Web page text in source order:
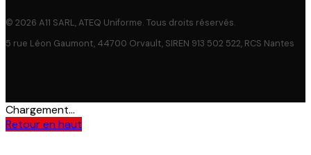
© 2026 A11 SARL, ATEQ Uniforme. Tous droits réservés.
5 rue Léon Gaumont, 44700 Orvault, SIREN 913 502 522, RCS Nantes
Chargement...
Retour en haut